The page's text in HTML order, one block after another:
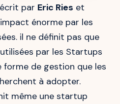
écrit par Eric Ries et
énorme par les
il ne définit pas que
par les Startups
forme de gestion que les
à adopter.
même une startup